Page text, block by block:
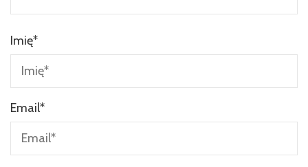
Imię*
Email*